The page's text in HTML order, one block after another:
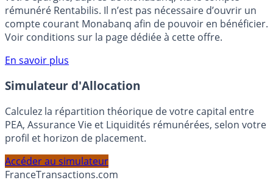
Bénéficiez de cette offre de placement sans risque pour
votre épargne, auprès de Monabanq, via le compte
rémunéré Rentabilis. Il n’est pas nécessaire d’ouvrir un
compte courant Monabanq afin de pouvoir en bénéficier.
Voir conditions sur la page dédiée à cette offre.
En savoir plus
Simulateur d'Allocation
Calculez la répartition théorique de votre capital entre
profil et horizon de placement.